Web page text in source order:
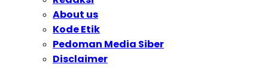
About us
Kode Etik
Pedoman Media Siber
Disclaimer